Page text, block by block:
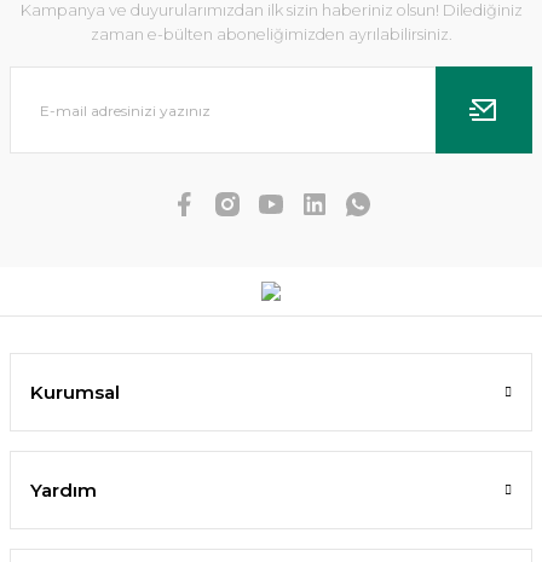
2.633,93 TL
2.370,54 TL
Kampanya ve duyurularımızdan ilk sizin haberiniz olsun! Dilediğiniz
zaman e-bülten aboneliğimizden ayrılabilirsiniz.
Kurumsal
Yardım